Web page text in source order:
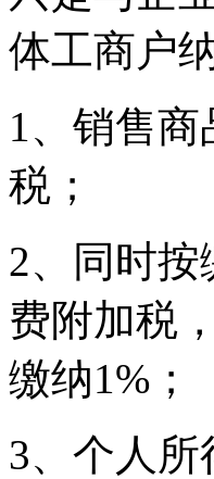
体工商户
1、销售
税；
2、同时
费附加税
缴纳1%；
3、个人